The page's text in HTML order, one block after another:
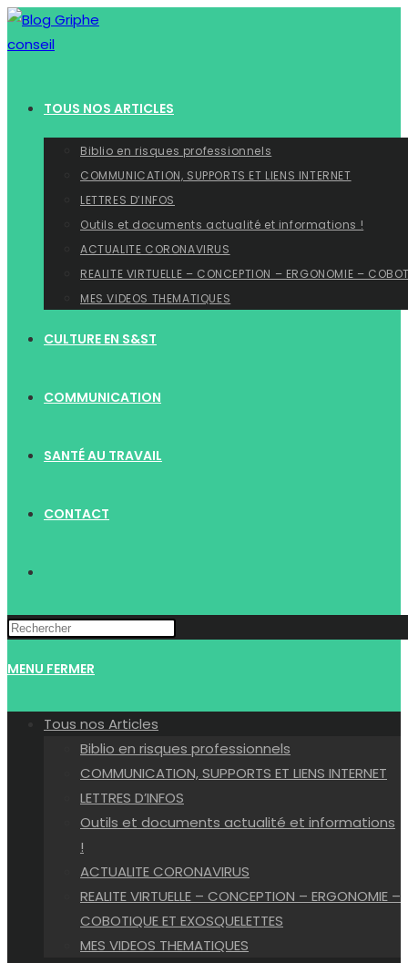
Skip
to
TOUS NOS ARTICLES
Biblio en risques professionnels
COMMUNICATION, SUPPORTS ET LIENS INTERNET
LETTRES D’INFOS
Outils et documents actualité et informations !
ACTUALITE CORONAVIRUS
REALITE VIRTUELLE – CONCEPTION – ERGONOMIE –
MES VIDEOS THEMATIQUES
CULTURE EN S&ST
COMMUNICATION
SANTÉ AU TRAVAIL
CONTACT
WEBSITE
MENU FERMER
Tous nos Articles
Biblio en risques professionnels
COMMUNICATION, SUPPORTS ET LIENS INTERNET
LETTRES D’INFOS
Outils et documents actualité et informations
!
ACTUALITE CORONAVIRUS
REALITE VIRTUELLE – CONCEPTION – ERGONOMIE –
COBOTIQUE ET EXOSQUELETTES
MES VIDEOS THEMATIQUES